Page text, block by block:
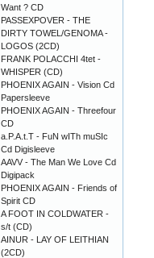
Want ? CD
PASSEXPOVER - THE
DIRTY TOWEL/GENOMA -
LOGOS (2CD)
FRANK POLACCHI 4tet -
WHISPER (CD)
PHOENIX AGAIN - Vision Cd
Papersleeve
PHOENIX AGAIN - Threefour
CD
a.P.A.t.T - FuN wITh muSIc
Cd Digisleeve
AAVV - The Man We Love Cd
Digipack
PHOENIX AGAIN - Friends of
Spirit CD
A FOOT IN COLDWATER -
s/t (CD)
AINUR - LAY OF LEITHIAN
(2CD)